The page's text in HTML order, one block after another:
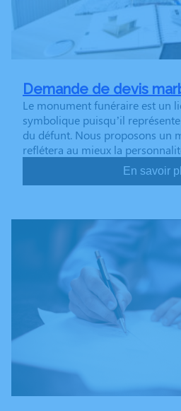
Demande de devis
Le monument funéraire est un
symbolique puisqu’il
du défunt. Nous proposons un
reflétera au mieux la
En savoir